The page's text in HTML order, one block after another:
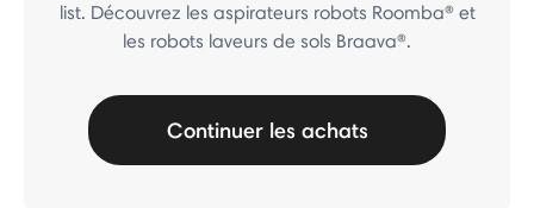
list. Découvrez les aspirateurs robots Roomba® et
les robots laveurs de sols Braava®.
Continuer les achats